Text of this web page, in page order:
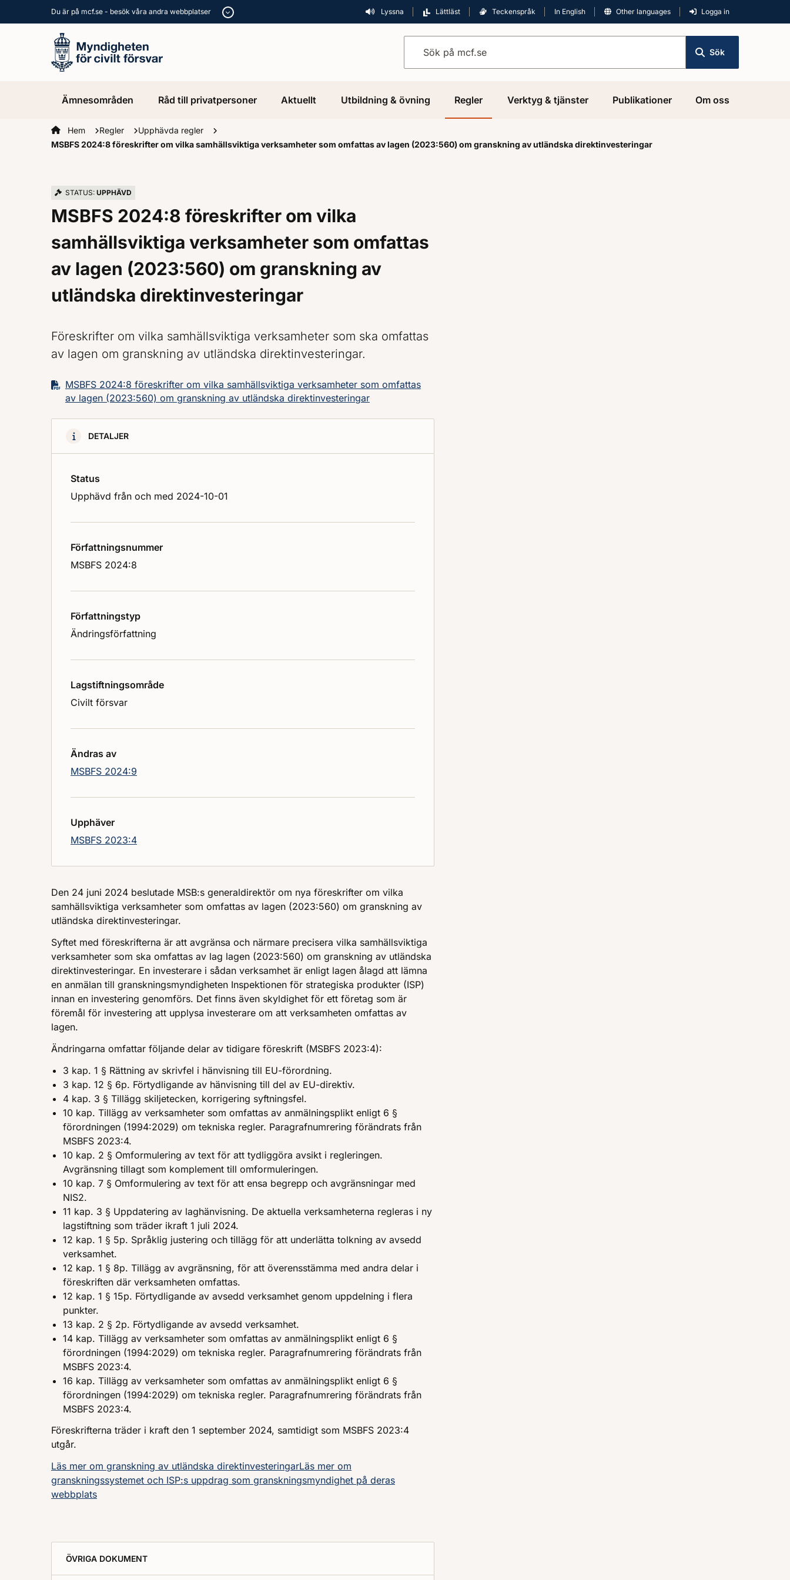
Du är på mcf.se - besök våra andra webbplatser Lyssna Lättläst Teckenspråk In English Other languages Logga in
Sök
Ämnesområden Råd till privatpersoner Aktuellt Utbildning & övning Regler Verktyg & tjänster Publikationer Om oss
Startsidan
Hem Regler
Upphävda regler
MSBFS 2024:8 föreskrifter om vilka samhällsviktiga verksamheter som omfattas av lagen (2023:560) om granskning av utländska direktinvesteringar
STATUS: UPPHÄVD
MSBFS 2024:8 föreskrifter om vilka
samhällsviktiga verksamheter som omfattas
av lagen (2023:560) om granskning av
utländska direktinvesteringar
Föreskrifter om vilka samhällsviktiga verksamheter som ska omfattas
av lagen om granskning av utländska direktinvesteringar.
MSBFS 2024:8 föreskrifter om vilka samhällsviktiga verksamheter som omfattas
av lagen (2023:560) om granskning av utländska direktinvesteringar
DETALJER
Status
Upphävd från och med 2024-10-01
Författningsnummer
MSBFS 2024:8
Författningstyp
Ändringsförfattning
Lagstiftningsområde
Civilt försvar
Ändras av
MSBFS 2024:9
Upphäver
MSBFS 2023:4
Den 24 juni 2024 beslutade MSB:s generaldirektör om nya föreskrifter om vilka
samhällsviktiga verksamheter som omfattas av lagen (2023:560) om granskning av
utländska direktinvesteringar.
Syftet med föreskrifterna är att avgränsa och närmare precisera vilka samhällsviktiga
verksamheter som ska omfattas av lag lagen (2023:560) om granskning av utländska
direktinvesteringar. En investerare i sådan verksamhet är enligt lagen ålagd att lämna
en anmälan till granskningsmyndigheten Inspektionen för strategiska produkter (ISP)
innan en investering genomförs. Det finns även skyldighet för ett företag som är
föremål för investering att upplysa investerare om att verksamheten omfattas av
lagen.
Ändringarna omfattar följande delar av tidigare föreskrift (MSBFS 2023:4):
3 kap. 1 § Rättning av skrivfel i hänvisning till EU-förordning.
3 kap. 12 § 6p. Förtydligande av hänvisning till del av EU-direktiv.
4 kap. 3 § Tillägg skiljetecken, korrigering syftningsfel.
10 kap. Tillägg av verksamheter som omfattas av anmälningsplikt enligt 6 §
förordningen (1994:2029) om tekniska regler. Paragrafnumrering förändrats från
MSBFS 2023:4.
10 kap. 2 § Omformulering av text för att tydliggöra avsikt i regleringen.
Avgränsning tillagt som komplement till omformuleringen.
10 kap. 7 § Omformulering av text för att ensa begrepp och avgränsningar med
NIS2.
11 kap. 3 § Uppdatering av laghänvisning. De aktuella verksamheterna regleras i ny
lagstiftning som träder ikraft 1 juli 2024.
12 kap. 1 § 5p. Språklig justering och tillägg för att underlätta tolkning av avsedd
verksamhet.
12 kap. 1 § 8p. Tillägg av avgränsning, för att överensstämma med andra delar i
föreskriften där verksamheten omfattas.
12 kap. 1 § 15p. Förtydligande av avsedd verksamhet genom uppdelning i flera
punkter.
13 kap. 2 § 2p. Förtydligande av avsedd verksamhet.
14 kap. Tillägg av verksamheter som omfattas av anmälningsplikt enligt 6 §
förordningen (1994:2029) om tekniska regler. Paragrafnumrering förändrats från
MSBFS 2023:4.
16 kap. Tillägg av verksamheter som omfattas av anmälningsplikt enligt 6 §
förordningen (1994:2029) om tekniska regler. Paragrafnumrering förändrats från
MSBFS 2023:4.
Föreskrifterna träder i kraft den 1 september 2024, samtidigt som MSBFS 2023:4
utgår.
Läs mer om granskning av utländska direktinvesteringarLäs mer om
granskningssystemet och ISP:s uppdrag som granskningsmyndighet på deras
webbplats
ÖVRIGA DOKUMENT